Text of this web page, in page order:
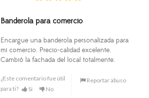
Banderola para comercio
Encargue una banderola personalizada para
mi comercio. Precio-calidad excelente.
Cambió la fachada del local totalmente.
¿Este comentario fue útil
para ti?
Si No
Reportar abuso